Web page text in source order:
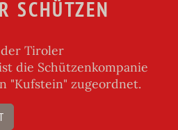
SCHÜTZEN
Tiroler
die Schützenkompanie
"Kufstein" zugeordnet.